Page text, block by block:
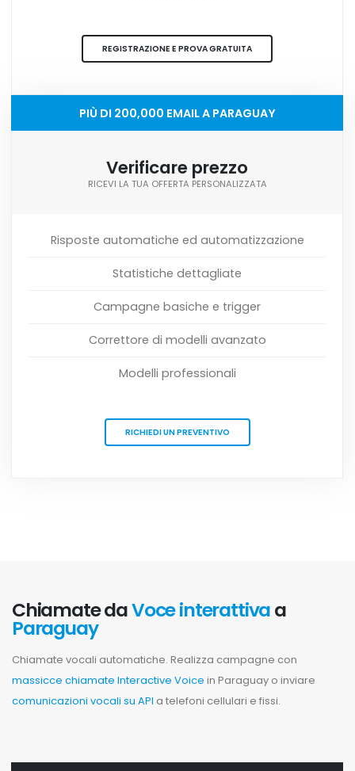
REGISTRAZIONE E PROVA GRATUITA
PIÙ DI 200,000 EMAIL A PARAGUAY
Verificare prezzo
RICEVI LA TUA OFFERTA PERSONALIZZATA
Risposte automatiche ed automatizzazione
Statistiche dettagliate
Campagne basiche e trigger
Correttore di modelli avanzato
Modelli professionali
RICHIEDI UN PREVENTIVO
Chiamate daVoce interattivaa
Paraguay
Chiamate vocali automatiche. Realizza campagne con
massicce chiamate Interactive Voice in Paraguay o inviare
comunicazioni vocali su API a telefoni cellulari e fissi.